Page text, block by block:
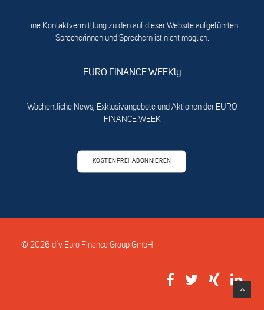
Eine Kontaktvermittlung zu den auf dieser Website aufgeführten
Sprecherinnen und Sprechern ist nicht möglich.
EURO FINANCE WEEKly
Wöchentliche News, Exklusivangebote und Aktionen der EURO
FINANCE WEEK
KOSTENFREI ABONNIEREN
© 2026 dfv Euro Finance Group GmbH